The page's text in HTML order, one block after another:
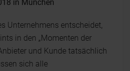
in München
Unternehmens entscheidet,
in den „Momenten der
und Kunde tatsächlich
sich alle